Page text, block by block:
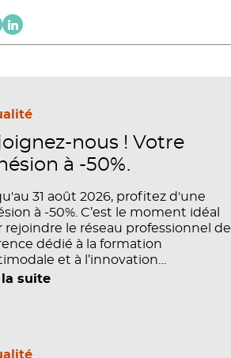
nous ! Votre
à -50%.
31 août 2026, profitez d'une
à -50%. C’est le moment idéal
rejoindre le réseau professionnel de
dédié à la formation
et à l’innovation
la suite